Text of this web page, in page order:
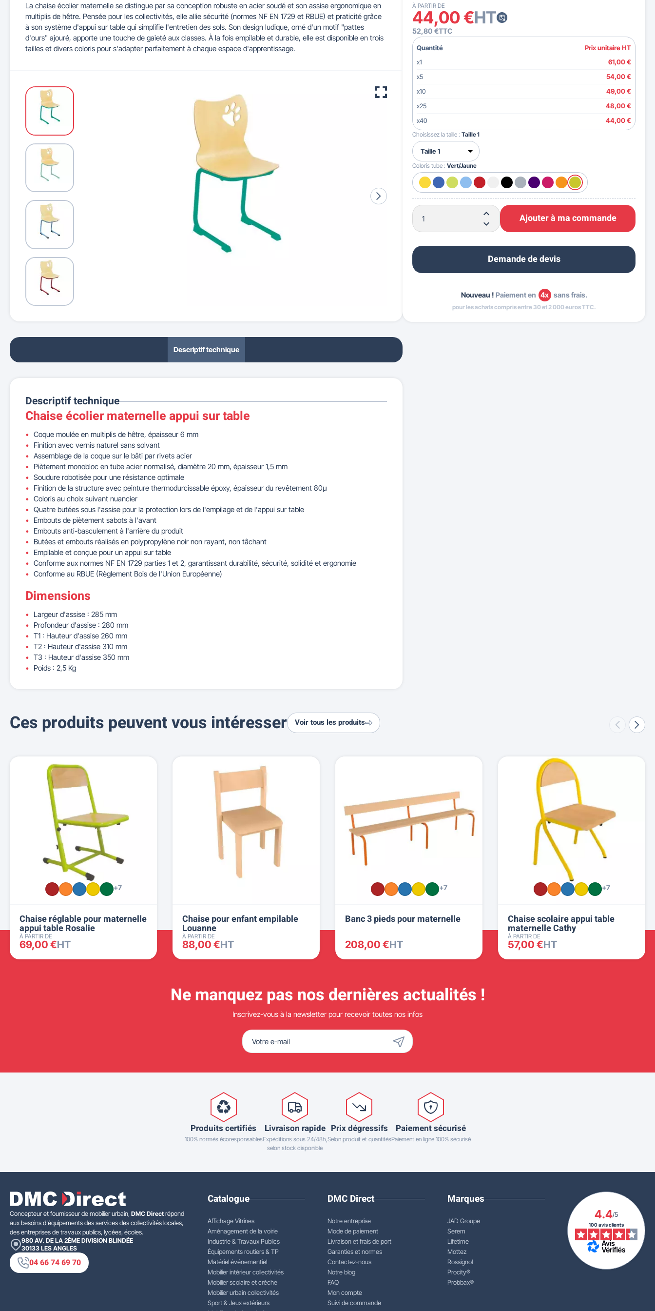
Cendriers urbains
Maitrise d'accès et parking Barrières de ville Accessibilité PMR
Séparateurs de voie Industrie & Travaux Publics
Illuminations de Noël
Mobilier de bureau
Tableaux d'école Mobilier pour crèches & maternelles
À PARTIR DE
44,00 €HT
52,80 €TTC
Quantité
Prix unitaire HT
x1
61,00 €
x5
54,00 €
x10
49,00 €
x25
48,00 €
x40
44,00 €
Choisissez la taille :Taille 1
Coloris tube :Vert/Jaune
Ajouter à ma commande
Demande de devis
Nouveau ! Paiement en 4x sans frais.
pour les achats compris entre 30 et 2 000 euros TTC.
La chaise écolier maternelle se distingue par sa conception robuste en acier soudé et son assise ergonomique en
multiplis de hêtre. Pensée pour les collectivités, elle allie sécurité (normes NF EN 1729 et RBUE) et praticité grâce
à son système d'appui sur table qui simplifie l'entretien des sols. Son design ludique, orné d'un motif "pattes
d'ours" ajouré, apporte une touche de gaieté aux classes. À la fois empilable et durable, elle est disponible en trois
tailles et divers coloris pour s'adapter parfaitement à chaque espace d'apprentissage.
Descriptif technique
Descriptif technique
Chaise écolier maternelle appui sur table
Coque moulée en multiplis de hêtre, épaisseur 6 mm
Finition avec vernis naturel sans solvant
Assemblage de la coque sur le bâti par rivets acier
Piètement monobloc en tube acier normalisé, diamètre 20 mm, épaisseur 1,5 mm
Soudure robotisée pour une résistance optimale
Finition de la structure avec peinture thermodurcissable époxy, épaisseur du revêtement 80µ
Coloris au choix suivant nuancier
Quatre butées sous l'assise pour la protection lors de l'empilage et de l'appui sur table
Embouts de piètement sabots à l'avant
Embouts anti-basculement à l'arrière du produit
Butées et embouts réalisés en polypropylène noir non rayant, non tâchant
Empilable et conçue pour un appui sur table
Conforme aux normes NF EN 1729 parties 1 et 2, garantissant durabilité, sécurité, solidité et ergonomie
Conforme au RBUE (Règlement Bois de l'Union Européenne)
Dimensions
Largeur d'assise : 285 mm
Profondeur d'assise : 280 mm
T1 : Hauteur d'assise 260 mm
T2 : Hauteur d'assise 310 mm
T3 : Hauteur d'assise 350 mm
Poids : 2,5 Kg
Ces produits peuvent vous intéresser Voir tous les produits
+7
Chaise réglable pour maternelle
appui table Rosalie
À PARTIR DE
69,00 €HT
Chaise pour enfant empilable
Louanne
À PARTIR DE
88,00 €HT
+7
Banc 3 pieds pour maternelle
208,00 €HT
+7
Chaise scolaire appui table
maternelle Cathy
À PARTIR DE
57,00 €HT
Ne manquez pas nos dernières actualités !
Inscrivez-vous à la newsletter pour recevoir toutes nos infos
Produits certifiés
100% normés écoresponsables
Livraison rapide
Expéditions sous 24/48h,
selon stock disponible
Prix dégressifs
Selon produit et quantités
Paiement sécurisé
Paiement en ligne 100% sécurisé
Concepteur et fournisseur de mobilier urbain, DMC Directrépond
aux besoins d'équipements des services des collectivités locales,
des entreprises de travaux publics, lycées, écoles.
980 AV. DE LA 2ÈME DIVISION BLINDÉE
30133 LES ANGLES
04 66 74 69 70
Catalogue
Affichage Vitrines
Aménagement de la voirie
Industrie & Travaux Publics
Équipements routiers & TP
Matériel événementiel
Mobilier intérieur collectivités
Mobilier scolaire et crèche
Mobilier urbain collectivités
Sport & Jeux extérieurs
DMC Direct
Notre entreprise
Mode de paiement
Livraison et frais de port
Garanties et normes
Contactez-nous
Notre blog
FAQ
Mon compte
Suivi de commande
Marques
JAD Groupe
Serem
Lifetime
Mottez
Rossignol
Procity®
Probbax®
4.4/5
100 avis clients